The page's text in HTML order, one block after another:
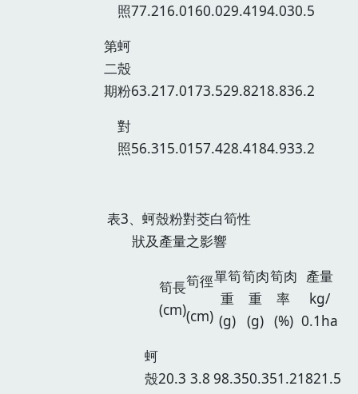
照77.216.0160.029.4194.030.5
第
二
期
蚵
殼
粉63.217.0173.529.8218.836.2
對
照56.315.0157.428.4184.933.2
表3、蚵殼粉對茭白筍性
狀及產量之影響
筍長
(cm)
筍徑
(cm)
單筍
重
(g)
筍肉
重
(g)
筍肉
率
(%)
產量
kg/
0.1ha
蚵
殼20.3 3.8 98.350.351.21821.5